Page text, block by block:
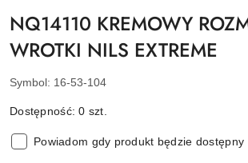
NQ14110 KREMOWY
WROTKI NILS EXTREME
Symbol: 16-53-104
Dostępność:0 szt.
Powiadom gdy produkt będzie dostępny